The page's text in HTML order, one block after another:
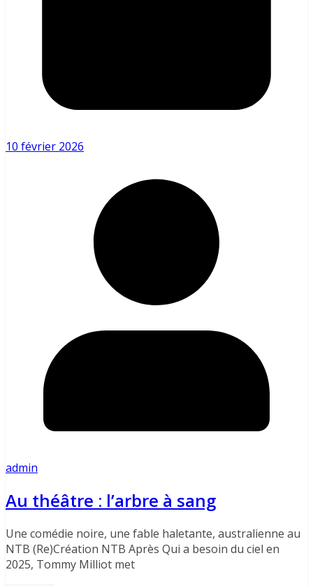
10 février 2026
admin
Au théâtre : l’arbre à sang
Une comédie noire, une fable haletante, australienne au
NTB (Re)Création NTB Après Qui a besoin du ciel en
2025, Tommy Milliot met